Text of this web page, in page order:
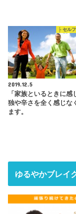
├ セル
2019.12.5
「家族といるときに感
独や辛さを全く感じな
ます。
ゆるやかブレイ